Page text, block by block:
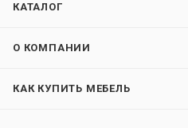
КАТАЛОГ
О КОМПАНИИ
КАК КУПИТЬ МЕБЕЛЬ